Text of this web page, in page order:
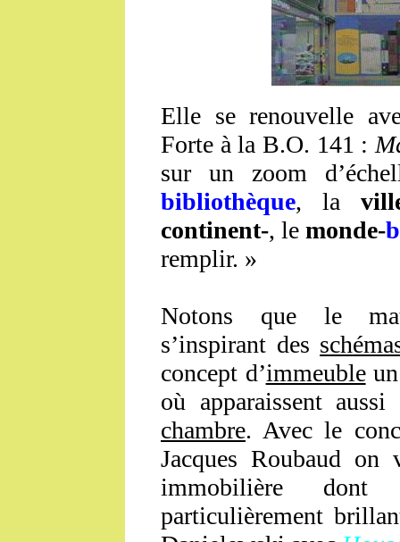
Elle se renouvelle
Forte à la B.O. 141 :
sur un zoom
bibliothèque, la
continent-, lemonde-
remplir. »
Notons que le
s’inspirant des
concept d’immeubleun
où apparaissent
chambre. Avec le
Jacques Roubaud
immobilière dont
particulièrement